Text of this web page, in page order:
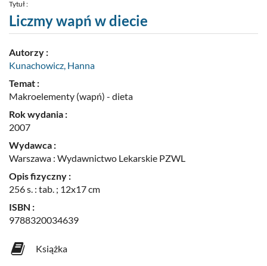
3
Tytuł :
Liczmy wapń w diecie
Autorzy :
Kunachowicz, Hanna
Temat :
Makroelementy (wapń) - dieta
Rok wydania :
2007
Wydawca :
Warszawa : Wydawnictwo Lekarskie PZWL
Opis fizyczny :
256 s. : tab. ; 12x17 cm
ISBN :
9788320034639
Książka